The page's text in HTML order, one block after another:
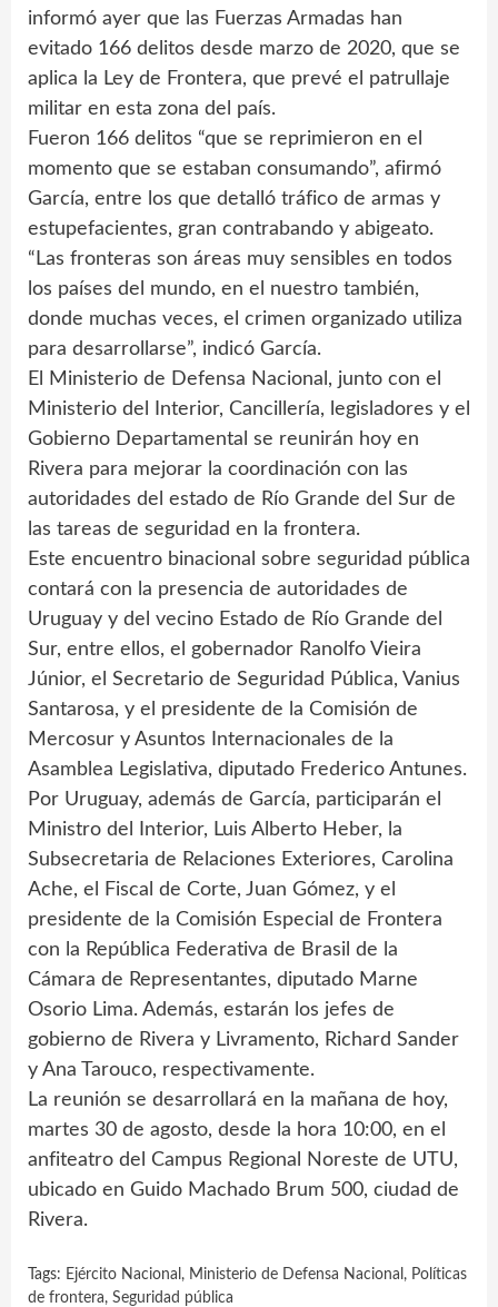
informó ayer que las Fuerzas Armadas han
evitado 166 delitos desde marzo de 2020, que se
aplica la Ley de Frontera, que prevé el patrullaje
militar en esta zona del país.
Fueron 166 delitos “que se reprimieron en el
momento que se estaban consumando”, afirmó
García, entre los que detalló tráfico de armas y
estupefacientes, gran contrabando y abigeato.
“Las fronteras son áreas muy sensibles en todos
los países del mundo, en el nuestro también,
donde muchas veces, el crimen organizado utiliza
para desarrollarse”, indicó García.
El Ministerio de Defensa Nacional, junto con el
Ministerio del Interior, Cancillería, legisladores y el
Gobierno Departamental se reunirán hoy en
Rivera para mejorar la coordinación con las
autoridades del estado de Río Grande del Sur de
las tareas de seguridad en la frontera.
Este encuentro binacional sobre seguridad pública
contará con la presencia de autoridades de
Uruguay y del vecino Estado de Río Grande del
Sur, entre ellos, el gobernador Ranolfo Vieira
Júnior, el Secretario de Seguridad Pública, Vanius
Santarosa, y el presidente de la Comisión de
Mercosur y Asuntos Internacionales de la
Asamblea Legislativa, diputado Frederico Antunes.
Por Uruguay, además de García, participarán el
Ministro del Interior, Luis Alberto Heber, la
Subsecretaria de Relaciones Exteriores, Carolina
Ache, el Fiscal de Corte, Juan Gómez, y el
presidente de la Comisión Especial de Frontera
con la República Federativa de Brasil de la
Cámara de Representantes, diputado Marne
Osorio Lima. Además, estarán los jefes de
gobierno de Rivera y Livramento, Richard Sander
y Ana Tarouco, respectivamente.
La reunión se desarrollará en la mañana de hoy,
martes 30 de agosto, desde la hora 10:00, en el
anfiteatro del Campus Regional Noreste de UTU,
ubicado en Guido Machado Brum 500, ciudad de
Rivera.
Tags: Ejército Nacional , Ministerio de Defensa Nacional , Políticas
de frontera, Seguridad pública